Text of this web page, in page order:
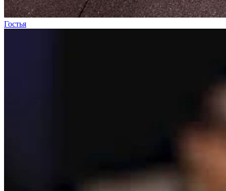
Гостья